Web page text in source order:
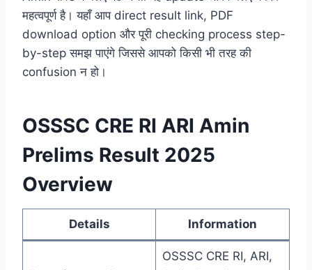
महत्वपूर्ण है। यहाँ आप direct result link, PDF
download option और पूरी checking process step-
by-step समझ पाएंगे जिससे आपको किसी भी तरह की
confusion न हो।
OSSSC CRE RI ARI Amin
Prelims Result 2025
Overview
Details Information
OSSSC CRE RI, ARI,